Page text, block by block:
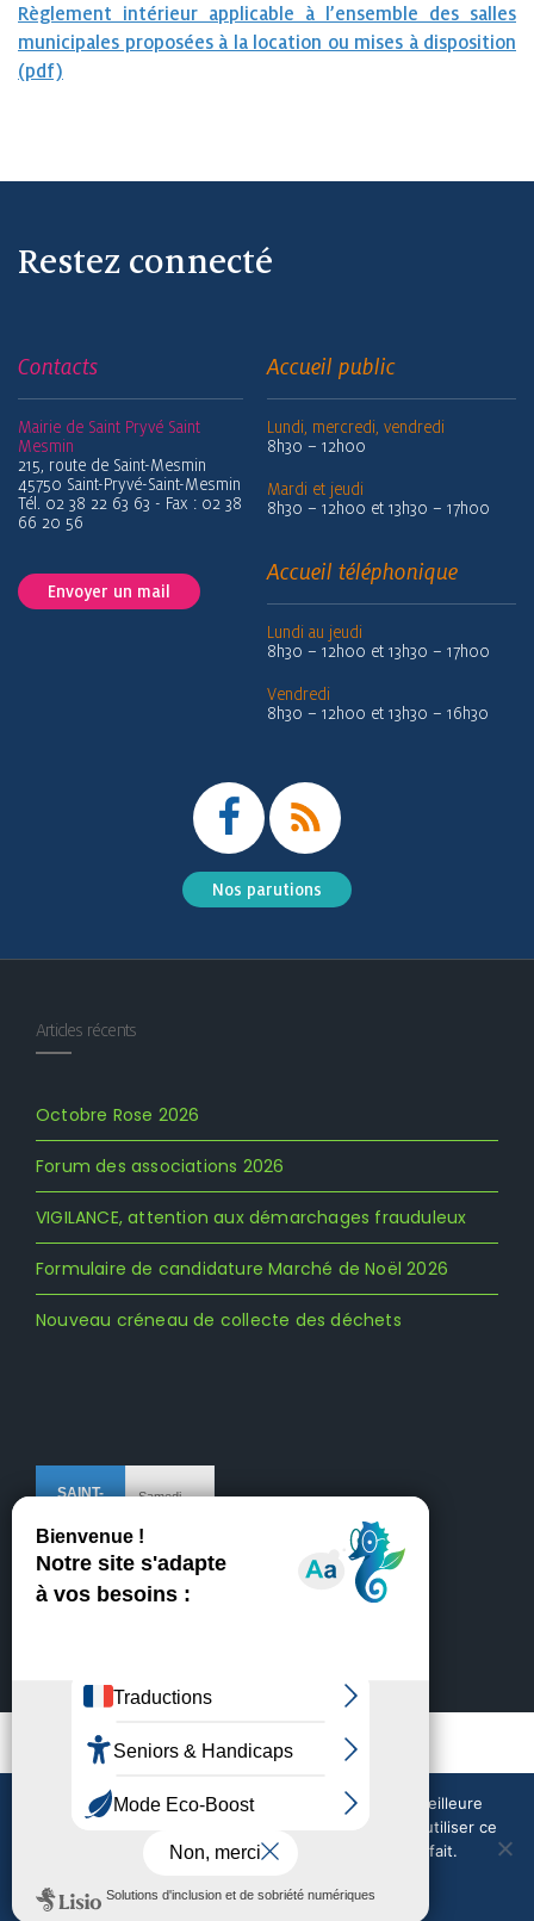
Règlement intérieur applicable à l’ensemble des salles
municipales proposées à la location ou mises à disposition
(pdf)
Restez connecté
Contacts
Mairie de Saint Pryvé Saint
Mesmin
215, route de Saint-Mesmin
45750 Saint-Pryvé-Saint-Mesmin
Tél. 02 38 22 63 63 - Fax : 02 38
66 20 56
Envoyer un mail
Accueil public
Lundi, mercredi, vendredi
8h30 – 12h00
Mardi et jeudi
8h30 – 12h00 et 13h30 – 17h00
Accueil téléphonique
Lundi au jeudi
8h30 – 12h00 et 13h30 – 17h00
Vendredi
8h30 – 12h00 et 13h30 – 16h30
Nos parutions
Articles récents
Octobre Rose 2026
Forum des associations 2026
VIGILANCE, attention aux démarchages frauduleux
Formulaire de candidature Marché de Noël 2026
Nouveau créneau de collecte des déchets
Mentions légales
Nous utilisons des cookies pour vous garantir la meilleure
expérience sur notre site web. Si vous continuez à utiliser ce
site, nous supposerons que vous en êtes satisfait.
Tout accepter
Tout refuser